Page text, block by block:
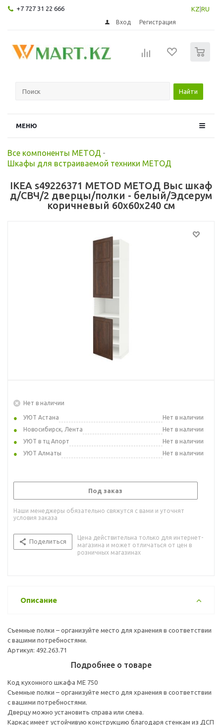
+7 727 31 22 666 KZ RU
Вход Регистрация
Найти
МЕНЮ
Все компоненты МЕТОД -
Шкафы для встраиваемой техники МЕТОД
IKEA s49226371 METOD МЕТОД Выс шкаф
д/СВЧ/2 дверцы/полки - белый/Эдсерум
коричневый 60x60x240 см
Нет в наличии
УЮТ Астана
Нет в наличии
Новосибирск, Лента
Нет в наличии
УЮТ в тц Апорт
Нет в наличии
УЮТ Алматы
Нет в наличии
Под заказ
Наши менеджеры обязательно свяжутся с вами и уточнят
условия заказа
Поделиться
Цена действительна только для интернет-
магазина и может отличаться от цен в
розничных магазинах
Описание
Съемные полки – организуйте место для хранения в соответствии
с вашими потребностями.
Артикул: 492.263.71
Подробнее о товаре
Код кухонного шкафа ME 750
Съемные полки – организуйте место для хранения в соответствии
с вашими потребностями.
Дверцу можно установить справа или слева.
Каркас имеет устойчивую конструкцию благодаря стенкам из ДСП